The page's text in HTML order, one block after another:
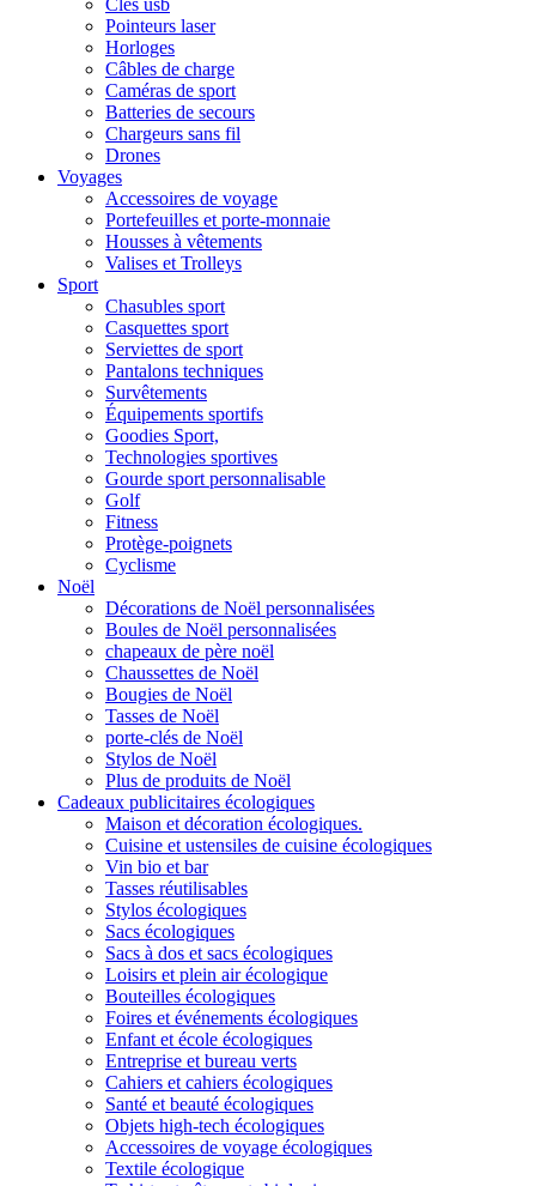
Pointeurs laser
Horloges
Câbles de charge
Caméras de sport
Batteries de secours
Chargeurs sans fil
Drones
Voyages
Accessoires de voyage
Portefeuilles et porte-monnaie
Housses à vêtements
Valises et Trolleys
Sport
Chasubles sport
Casquettes sport
Serviettes de sport
Pantalons techniques
Survêtements
Équipements sportifs
Goodies Sport,
Technologies sportives
Gourde sport personnalisable
Golf
Fitness
Protège-poignets
Cyclisme
Noël
Décorations de Noël personnalisées
Boules de Noël personnalisées
chapeaux de père noël
Chaussettes de Noël
Bougies de Noël
Tasses de Noël
porte-clés de Noël
Stylos de Noël
Plus de produits de Noël
Cadeaux publicitaires écologiques
Maison et décoration écologiques.
Cuisine et ustensiles de cuisine écologiques
Vin bio et bar
Tasses réutilisables
Stylos écologiques
Sacs écologiques
Sacs à dos et sacs écologiques
Loisirs et plein air écologique
Bouteilles écologiques
Foires et événements écologiques
Enfant et école écologiques
Entreprise et bureau verts
Cahiers et cahiers écologiques
Santé et beauté écologiques
Objets high-tech écologiques
Accessoires de voyage écologiques
Textile écologique